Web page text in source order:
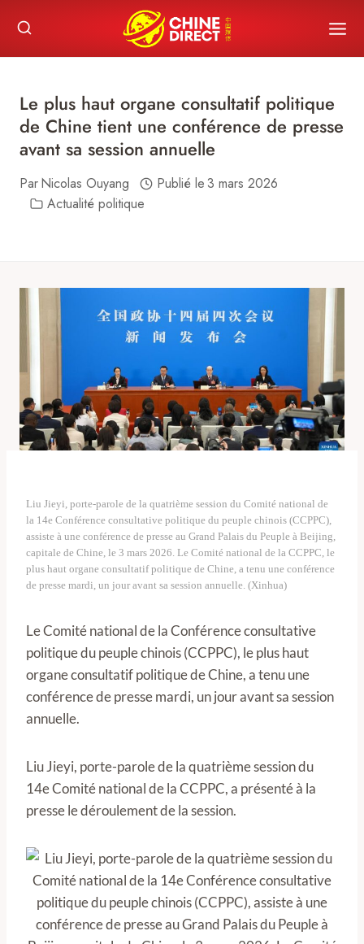
content
Le plus haut organe consultatif politique
de Chine tient une conférence de presse
avant sa session annuelle
ParNicolas Ouyang Publié le3 mars 2026
Actualité politique
Liu Jieyi, porte-parole de la quatrième session du Comité national de
la 14e Conférence consultative politique du peuple chinois (CCPPC),
assiste à une conférence de presse au Grand Palais du Peuple à Beijing,
capitale de Chine, le 3 mars 2026. Le Comité national de la CCPPC, le
plus haut organe consultatif politique de Chine, a tenu une conférence
de presse mardi, un jour avant sa session annuelle. (Xinhua)
Le Comité national de la Conférence consultative
politique du peuple chinois (CCPPC), le plus haut
organe consultatif politique de Chine, a tenu une
conférence de presse mardi, un jour avant sa session
annuelle.
Liu Jieyi, porte-parole de la quatrième session du
14e Comité national de la CCPPC, a présenté à la
presse le déroulement de la session.